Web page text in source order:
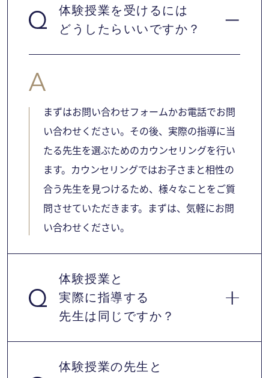
体験授業を受けるには
どうしたらいいですか？
まずはお問い合わせフォームかお電話でお問
い合わせください。その後、実際の指導に当
たる先生を選ぶためのカウンセリングを行い
ます。カウンセリングではお子さまと相性の
合う先生を見つけるため、様々なことをご質
問させていただきます。まずは、気軽にお問
い合わせください。
体験授業と
実際に指導する
先生は同じですか？
体験授業の先生と